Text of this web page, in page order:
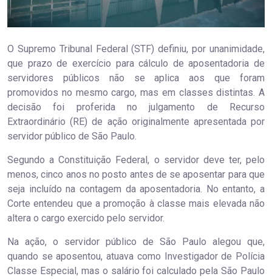
O Supremo Tribunal Federal (STF) definiu, por unanimidade,
que prazo de exercício para cálculo de aposentadoria de
servidores públicos não se aplica aos que foram
promovidos no mesmo cargo, mas em classes distintas. A
decisão foi proferida no julgamento de Recurso
Extraordinário (RE) de ação originalmente apresentada por
servidor público de São Paulo.
Segundo a Constituição Federal, o servidor deve ter, pelo
menos, cinco anos no posto antes de se aposentar para que
seja incluído na contagem da aposentadoria. No entanto, a
Corte entendeu que a promoção à classe mais elevada não
altera o cargo exercido pelo servidor.
Na ação, o servidor público de São Paulo alegou que,
quando se aposentou, atuava como Investigador de Polícia
Classe Especial, mas o salário foi calculado pela São Paulo